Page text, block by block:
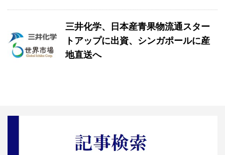
三井化学、日本産青果物流通スター
トアップに出資、シンガポールに産
地直送へ